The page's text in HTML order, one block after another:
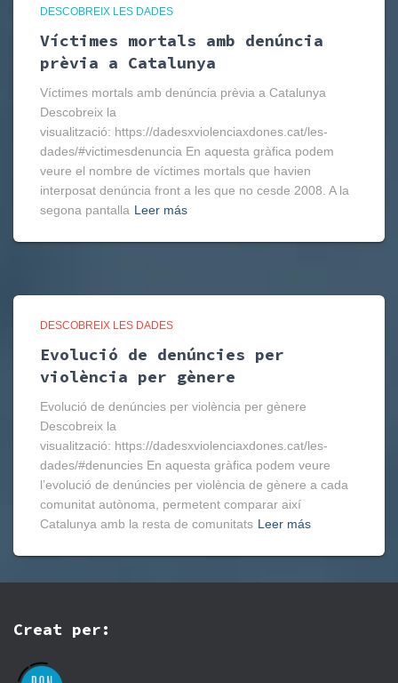
DESCOBREIX LES DADES
Víctimes mortals amb denúncia
prèvia a Catalunya
Víctimes mortals amb denúncia prèvia a Catalunya
Descobreix la
visualització: https://dadesxviolenciaxdones.cat/les-
dades/#victimesdenuncia En aquesta gràfica podem
veure el nombre de víctimes mortals que havien
interposat denúncia front a les que no cesde 2008. A la
segona pantalla Leer más
DESCOBREIX LES DADES
Evolució de denúncies per
violència per gènere
Evolució de denúncies per violència per gènere
Descobreix la
visualització: https://dadesxviolenciaxdones.cat/les-
dades/#denuncies En aquesta gràfica podem veure
l’evolució de denúncies per violència de gènere a cada
comunitat autònoma, permetent comparar així
Catalunya amb la resta de comunitats Leer más
Creat per: